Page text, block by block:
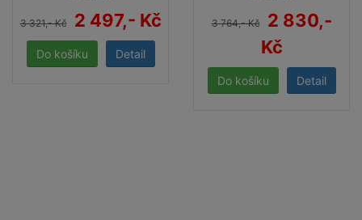
3 321,- Kč 2 497,- Kč
Detail
3 764,- Kč
2 830,-
Kč
Detail